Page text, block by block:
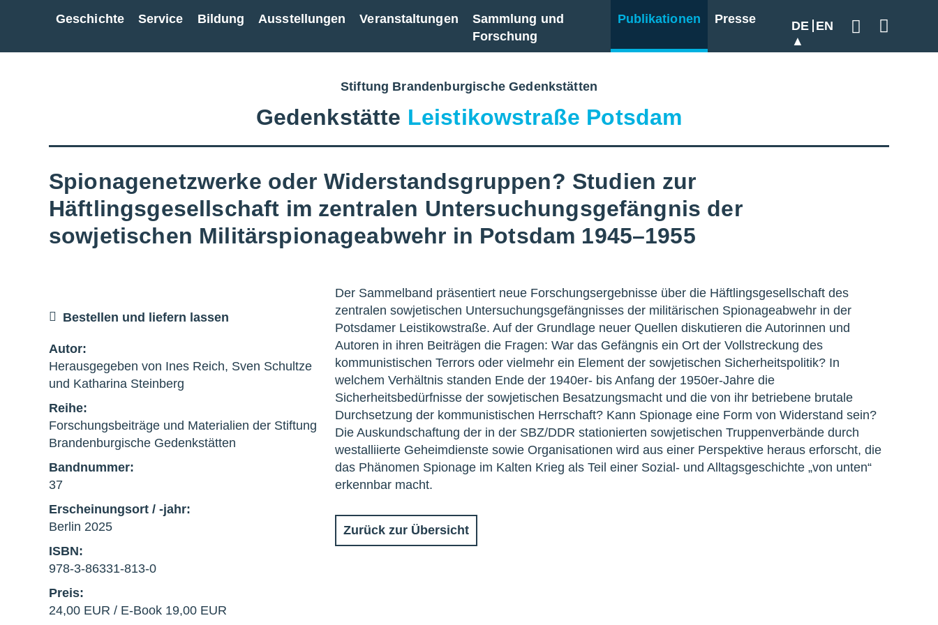
Geschichte Service Bildung Ausstellungen Veranstaltungen
Sammlung und
Forschung
Publikationen Presse DE EN
Zur Gesamtübersicht
Stiftung Brandenburgische Gedenkstätten
Gedenkstätte Leistikowstraße Potsdam
Spionagenetzwerke oder Widerstandsgruppen? Studien zur
Häftlingsgesellschaft im zentralen Untersuchungsgefängnis der
sowjetischen Militärspionageabwehr in Potsdam 1945–1955
Der Sammelband präsentiert neue Forschungsergebnisse über die Häftlingsgesellschaft des
zentralen sowjetischen Untersuchungsgefängnisses der militärischen Spionageabwehr in der
Potsdamer Leistikowstraße. Auf der Grundlage neuer Quellen diskutieren die Autorinnen und
Autoren in ihren Beiträgen die Fragen: War das Gefängnis ein Ort der Vollstreckung des
kommunistischen Terrors oder vielmehr ein Element der sowjetischen Sicherheitspolitik? In
welchem Verhältnis standen Ende der 1940er- bis Anfang der 1950er-Jahre die
Sicherheitsbedürfnisse der sowjetischen Besatzungsmacht und die von ihr betriebene brutale
Durchsetzung der kommunistischen Herrschaft? Kann Spionage eine Form von Widerstand sein?
Die Auskundschaftung der in der SBZ/DDR stationierten sowjetischen Truppenverbände durch
westalliierte Geheimdienste sowie Organisationen wird aus einer Perspektive heraus erforscht, die
das Phänomen Spionage im Kalten Krieg als Teil einer Sozial- und Alltagsgeschichte „von unten“
erkennbar macht.
Zurück zur Übersicht
Bestellen und liefern lassen
Autor:
Herausgegeben von Ines Reich, Sven Schultze
und Katharina Steinberg
Reihe:
Forschungsbeiträge und Materialien der Stiftung
Brandenburgische Gedenkstätten
Bandnummer:
37
Erscheinungsort / -jahr:
Berlin 2025
ISBN:
978-3-86331-813-0
Preis:
24,00 EUR / E-Book 19,00 EUR